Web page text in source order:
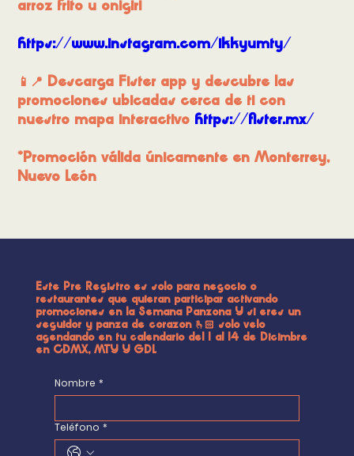
arroz frito u onigiri
https://www.instagram.com/ikkyumty/
📱📍 Descarga Fister app y descubre las
promociones ubicadas cerca de ti con
nuestro mapa interactivo https://fister.mx/
*Promoción válida únicamente en Monterrey,
Nuevo León
Este Pre Registro es solo para negocio o
restaurantes que quieran participar activando
promociones en la Semana Panzona Y si eres un
seguidor y panza de corazon 🫰🏻 solo velo
agendando en tu calendario del 1 al 14 de Dicimbre
en CDMX, MTY Y GDL
Nombre *
Teléfono *